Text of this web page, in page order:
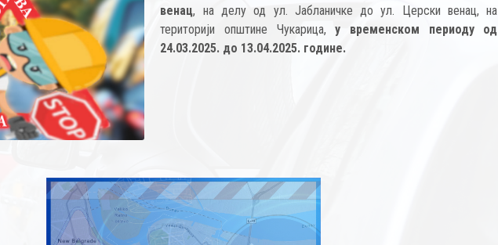
венац, на делу од ул. Јабланичке до ул. Церски венац, на
територији општине Чукарица,у временском периоду од
24.03.2025. до 13.04.2025. године.